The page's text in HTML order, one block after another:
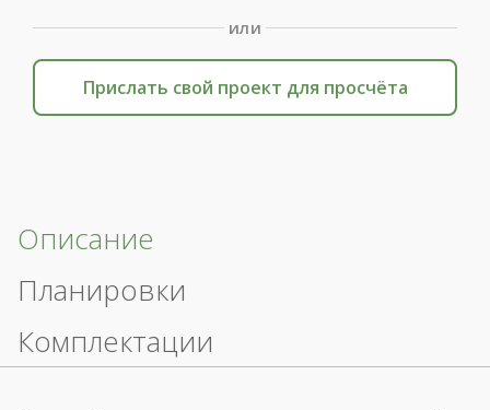
или
Прислать свой проект для просчёта
Описание
Планировки
Комплектации